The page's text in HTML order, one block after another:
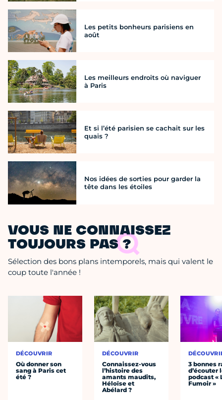
Les petits bonheurs parisiens en
août
Les meilleurs endroits où naviguer
à Paris
Et si l’été parisien se cachait sur les
quais ?
Nos idées de sorties pour garder la
tête dans les étoiles
VOUS NE CONNAISSEZ
TOUJOURS PAS ?
Sélection des bons plans intemporels, mais qui valent le
coup toute l'année !
DÉCOUVRIR
Où donner son
sang à Paris cet
été ?
DÉCOUVRIR
Connaissez-vous
l’histoire des
amants maudits,
Héloïse et
Abélard ?
3 bonnes
d’écouter
podcast «
Fumoir »